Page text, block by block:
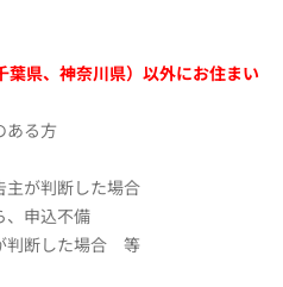
葉県、神奈川県）以外にお住まい
ある方
主が判断した場合
、申込不備
判断した場合 等